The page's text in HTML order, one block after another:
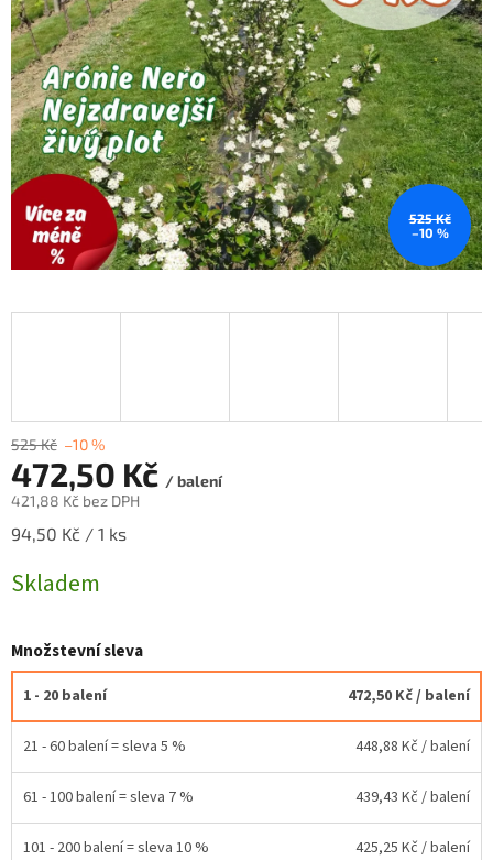
525 Kč
–10 %
525 Kč –10 %
472,50 Kč / balení
421,88 Kč bez DPH
Měrná
94,50 Kč / 1 ks
Skladem
Množstevní sleva
1 - 20 balení 472,50 Kč/ balení
21 - 60 balení = sleva 5 % 448,88 Kč / balení
61 - 100 balení = sleva 7 % 439,43 Kč / balení
101 - 200 balení = sleva 10 % 425,25 Kč / balení